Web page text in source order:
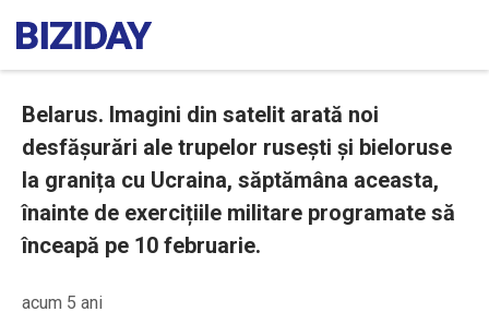
Belarus. Imagini din satelit arată noi
desfășurări ale trupelor rusești și bieloruse
la granița cu Ucraina, săptămâna aceasta,
înainte de exercițiile militare programate să
înceapă pe 10 februarie.
acum 5 ani